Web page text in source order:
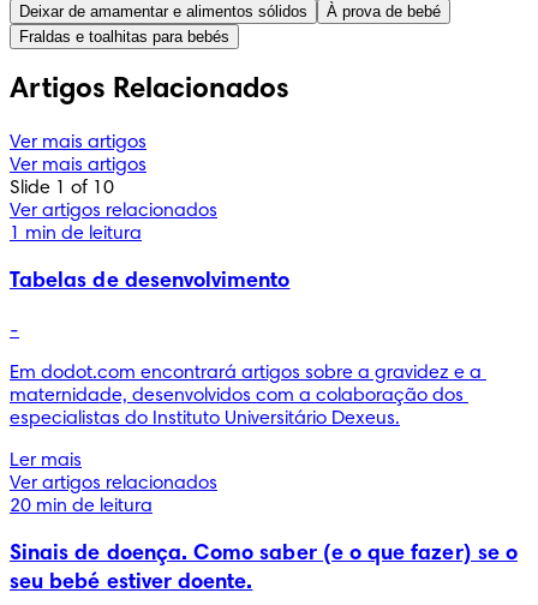
Deixar de amamentar e alimentos sólidos
À prova de bebé
Fraldas e toalhitas para bebés
Artigos Relacionados
Ver mais artigos
Ver mais artigos
Slide 1 of 10
Ver artigos relacionados
1 min de leitura
Tabelas de desenvolvimento
-
Em dodot.com encontrará artigos sobre a gravidez e a
maternidade, desenvolvidos com a colaboração dos
especialistas do Instituto Universitário Dexeus.
Ler mais
Ver artigos relacionados
20 min de leitura
Sinais de doença. Como saber (e o que fazer) se o
seu bebé estiver doente.